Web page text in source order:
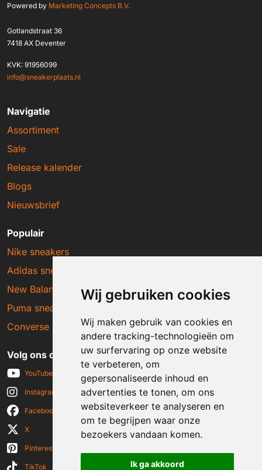
Wij gebruiken cookies
Wij maken gebruik van cookies en
andere tracking-technologieën om
uw surfervaring op onze website
te verbeteren, om
gepersonaliseerde inhoud en
advertenties te tonen, om ons
websiteverkeer te analyseren en
om te begrijpen waar onze
bezoekers vandaan komen.
Ik ga akkoord
Powered by Marketing Concepts B.V.
Gotlandstraat 36
7418 AX Deventer
KVK: 91956099
info@sneakerplaats.nl
Navigatie
Assortiment
Sale
Release kalender
Blogs
Nieuwsbrief
Populair
Nike sneakers
Adidas sneakers
New Balance sneakers
Puma sneakers
Converse sneakers
Volg ons op social media
YouTube
Instagram
Facebook
X
Pinterest
TikTok